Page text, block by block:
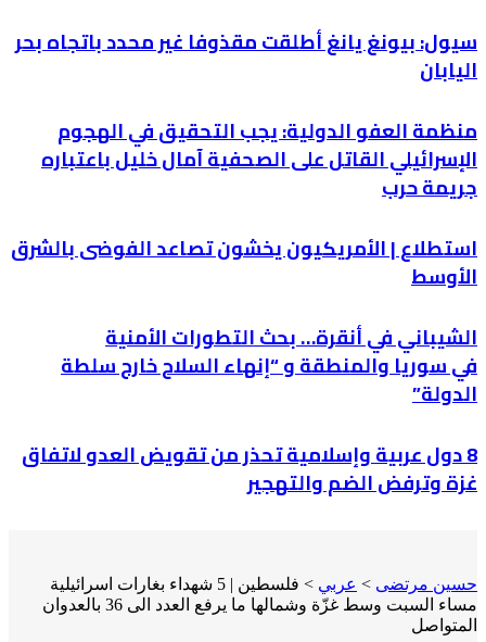
سيول: بيونغ يانغ أطلقت مقذوفا غير محدد باتجاه بحر
اليابان
منظمة العفو الدولية: يجب التحقيق في الهجوم
الإسرائيلي القاتل على الصحفية آمال خليل باعتباره
جريمة حرب
استطلاع | الأمريكيون يخشون تصاعد الفوضى بالشرق
الأوسط
الشيباني في أنقرة… بحث التطورات الأمنية
في سوريا والمنطقة و “إنهاء السلاح خارج سلطة
الدولة”
8 دول عربية وإسلامية تحذر من تقويض العدو لاتفاق
غزة وترفض الضم والتهجير
حسين مرتضى > عربي >
فلسطين | 5 شهداء بغارات اسرائيلية
مساء السبت وسط غزّة وشمالها ما يرفع العدد الى 36 بالعدوان
المتواصل